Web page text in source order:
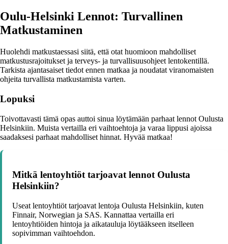
Oulu-Helsinki Lennot: Turvallinen
Matkustaminen
Huolehdi matkustaessasi siitä, että otat huomioon mahdolliset
matkustusrajoitukset ja terveys- ja turvallisuusohjeet lentokentillä.
Tarkista ajantasaiset tiedot ennen matkaa ja noudatat viranomaisten
ohjeita turvallista matkustamista varten.
Lopuksi
Toivottavasti tämä opas auttoi sinua löytämään parhaat lennot Oulusta
Helsinkiin. Muista vertailla eri vaihtoehtoja ja varaa lippusi ajoissa
saadaksesi parhaat mahdolliset hinnat. Hyvää matkaa!
Mitkä lentoyhtiöt tarjoavat lennot Oulusta
Helsinkiin?
Useat lentoyhtiöt tarjoavat lentoja Oulusta Helsinkiin, kuten
Finnair, Norwegian ja SAS. Kannattaa vertailla eri
lentoyhtiöiden hintoja ja aikatauluja löytääkseen itselleen
sopivimman vaihtoehdon.